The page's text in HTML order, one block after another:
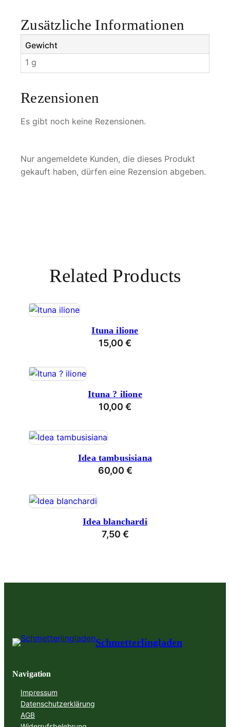
Zusätzliche Informationen
Gewicht
1 g
Rezensionen
Es gibt noch keine Rezensionen.
Nur angemeldete Kunden, die dieses Produkt
gekauft haben, dürfen eine Rezension abgeben.
Related Products
Ituna ilione
15,00 €
Ituna ? ilione
10,00 €
Idea tambusisiana
60,00 €
Idea blanchardi
7,50 €
Schmetterlingladen
Navigation
Impressum
Datenschutzerklärung
AGB